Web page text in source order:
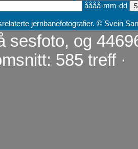
åååå-mm-dd
jernbanefotografier. © Svein
sesfoto, og
585 treff ·